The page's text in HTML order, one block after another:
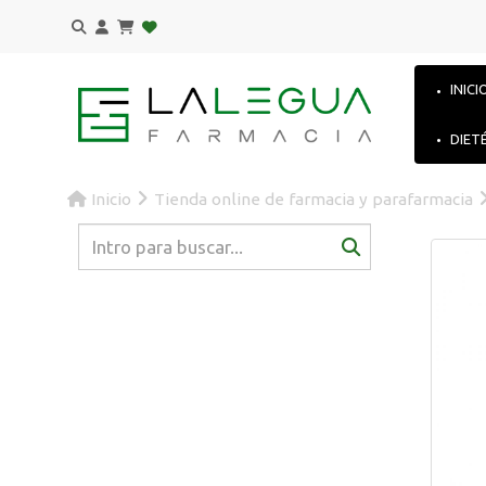
Inicio Tienda online de farmacia y parafarmacia